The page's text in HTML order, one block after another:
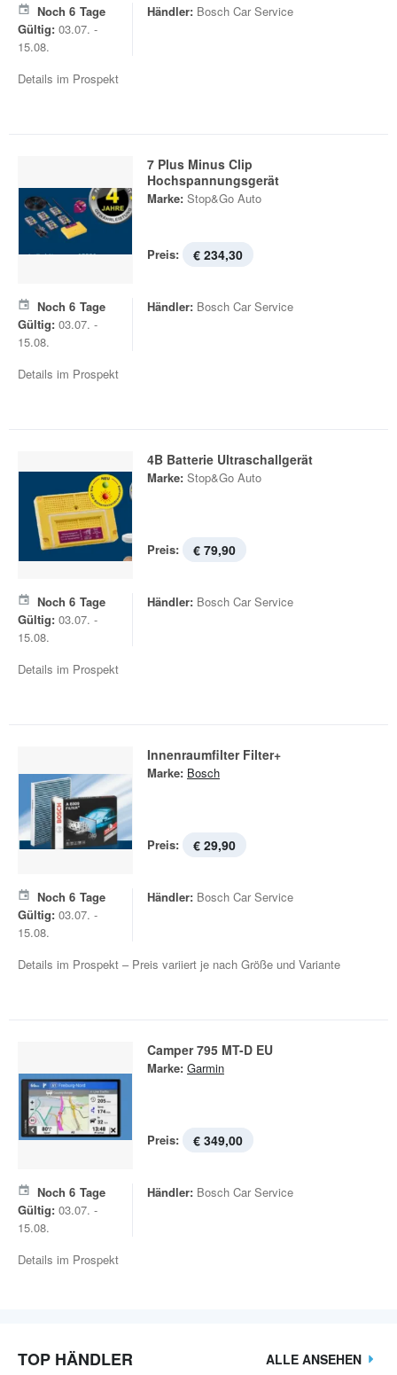
Noch 6 Tage
Gültig: 03.07. -
15.08.
Händler: Bosch Car Service
Details im Prospekt
7 Plus Minus Clip
Hochspannungsgerät
Marke: Stop&Go Auto
Preis: € 234,30
Noch 6 Tage
Gültig: 03.07. -
15.08.
Händler: Bosch Car Service
Details im Prospekt
4B Batterie Ultraschallgerät
Marke: Stop&Go Auto
Preis: € 79,90
Noch 6 Tage
Gültig: 03.07. -
15.08.
Händler: Bosch Car Service
Details im Prospekt
Innenraumfilter Filter+
Marke: Bosch
Preis: € 29,90
Noch 6 Tage
Gültig: 03.07. -
15.08.
Händler: Bosch Car Service
Details im Prospekt – Preis variiert je nach Größe und Variante
Camper 795 MT-D EU
Marke: Garmin
Preis: € 349,00
Noch 6 Tage
Gültig: 03.07. -
15.08.
Händler: Bosch Car Service
Details im Prospekt
TOP HÄNDLER ALLE ANSEHEN